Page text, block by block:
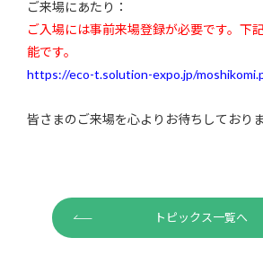
ご来場にあたり：
ご入場には事前来場登録が必要です。下
能です。
https://eco-t.solution-expo.jp/
皆さまのご来場を心よりお待ちしておりま
トピックス一覧へ